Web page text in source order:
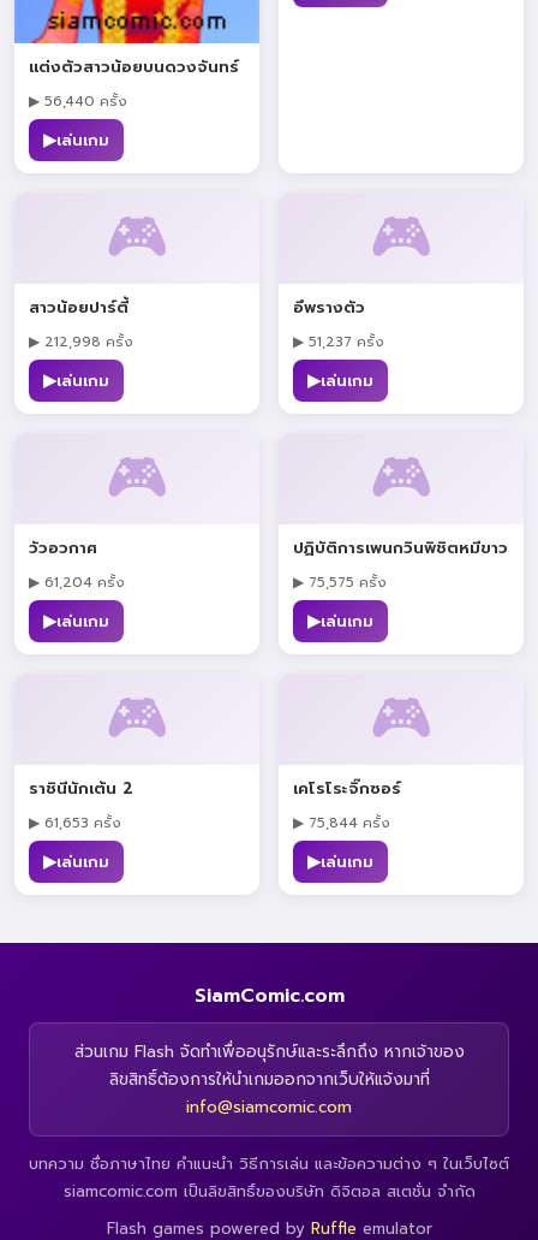
แต่งตัวสาวน้อยบนดวงจันทร์
▶ 56,440 ครั้ง
▶เล่นเกม
🎮
สาวน้อยปาร์ตี้
▶ 212,998 ครั้ง
▶เล่นเกม
🎮
อึพรางตัว
▶ 51,237 ครั้ง
▶เล่นเกม
🎮
วัวอวกาศ
▶ 61,204 ครั้ง
▶เล่นเกม
🎮
ปฏิบัติการเพนกวินพิชิตหมีขาว
▶ 75,575 ครั้ง
▶เล่นเกม
🎮
ราชินีนักเต้น 2
▶ 61,653 ครั้ง
▶เล่นเกม
🎮
เคโรโระจิ๊กซอร์
▶ 75,844 ครั้ง
▶เล่นเกม
SiamComic.com
ส่วนเกม Flash จัดทำเพื่ออนุรักษ์และระลึกถึง หากเจ้าของ
ลิขสิทธิ์ต้องการให้นำเกมออกจากเว็บให้แจ้งมาที่
info@siamcomic.com
บทความ ชื่อภาษาไทย คำแนะนำ วิธีการเล่น และข้อความต่าง ๆ ในเว็บไซต์
siamcomic.com เป็นลิขสิทธิ์ของบริษัท ดิจิตอล สเตชั่น จำกัด
Flash games powered by Ruffle emulator